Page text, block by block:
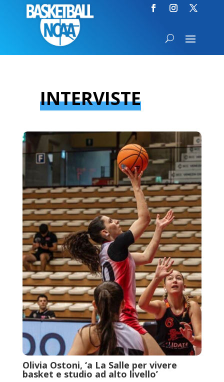
INTERVISTE
Olivia Ostoni, ‘a La Salle per vivere
basket e studio ad alto livello’